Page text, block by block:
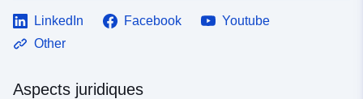
LinkedIn Facebook
Youtube
Other
Aspects juridiques